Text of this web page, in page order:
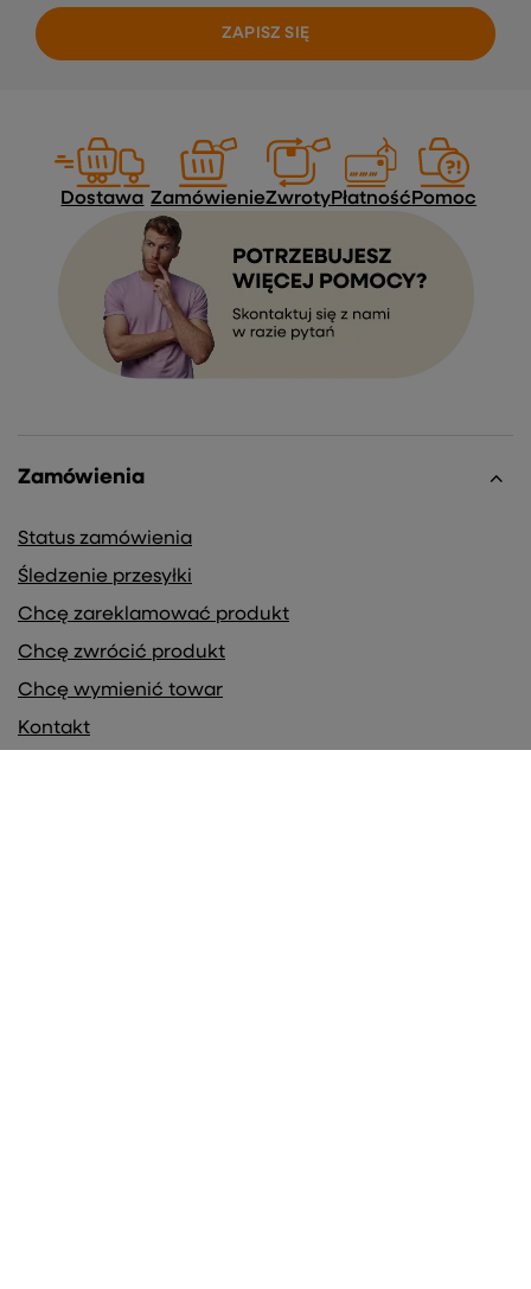
ZAPISZ SIĘ
Dostawa ZamówienieZwrotyPłatnośćPomoc
Zamówienia
Status zamówienia
Śledzenie przesyłki
Chcę zareklamować produkt
Chcę zwrócić produkt
Chcę wymienić towar
Kontakt